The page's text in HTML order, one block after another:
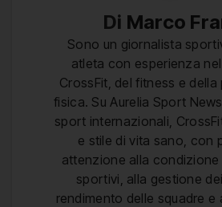
Di Marco
Sono un giornalista
atleta con esperienza
CrossFit, del fitness e
fisica. Su Aurelia Sport
sport internazionali,
e stile di vita sano, con
attenzione alla
sportivi, alla gestione
rendimento delle squadre e